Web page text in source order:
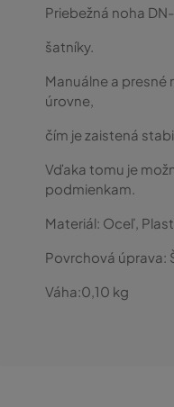
Priebežná noha
šatníky.
Manuálne a
úrovne,
čím je zaistená
Vďaka tomu je
podmienkam.
Materiál: Oceľ, Plast
Povrchová úprava:
Váha:0,10 kg